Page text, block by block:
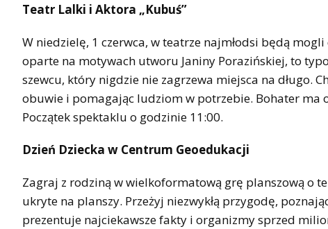
Teatr Lalki i Aktora „Kubuś”
W niedzielę, 1 czerwca, w teatrze najmłodsi będą
oparte na motywach utworu Janiny Porazińskiej, to
szewcu, który nigdzie nie zagrzewa miejsca na długo.
obuwie i pomagając ludziom w potrzebie. Bohater ma
Początek spektaklu o godzinie 11:00.
Dzień Dziecka w Centrum Geoedukacji
Zagraj z rodziną w wielkoformatową grę planszową o
ukryte na planszy. Przeżyj niezwykłą przygodę,
prezentuje najciekawsze fakty i organizmy sprzed